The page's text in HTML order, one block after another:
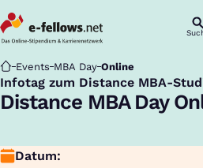
Startseite
Events MBA Day Online
Infotag zum Distance MBA-
:
Distance MBA Day
Datum: